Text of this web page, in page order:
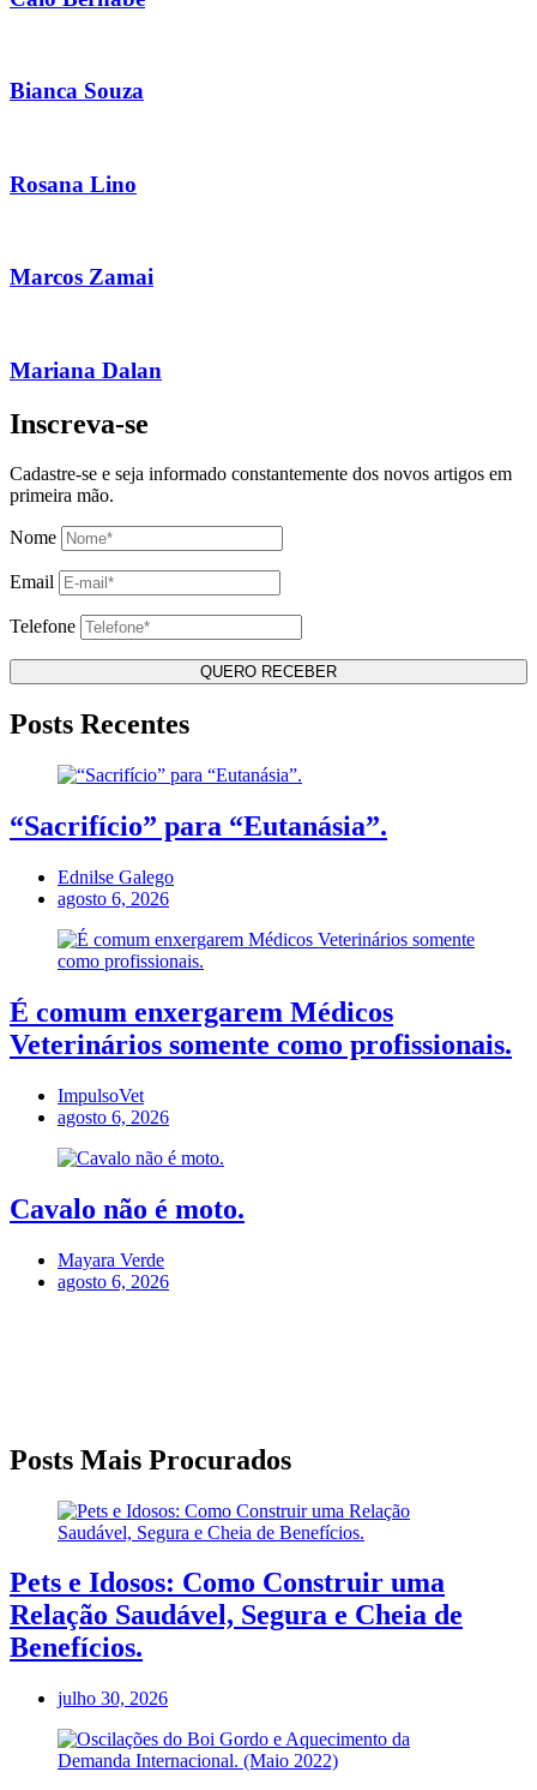
Bianca Souza
Rosana Lino
Marcos Zamai
Mariana Dalan
Inscreva-se
Cadastre-se e seja informado constantemente dos novos artigos em
primeira mão.
Nome
Email
Telefone
Posts Recentes
“Sacrifício” para “Eutanásia”.
Ednilse Galego
agosto 6, 2026
É comum enxergarem Médicos
Veterinários somente como profissionais.
ImpulsoVet
agosto 6, 2026
Cavalo não é moto.
Mayara Verde
agosto 6, 2026
Posts Mais Procurados
Pets e Idosos: Como Construir uma
Relação Saudável, Segura e Cheia de
Benefícios.
julho 30, 2026